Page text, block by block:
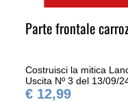
Parte frontale
Costruisci la mitica
Uscita Nº 3 del 13/09/
€ 12,99